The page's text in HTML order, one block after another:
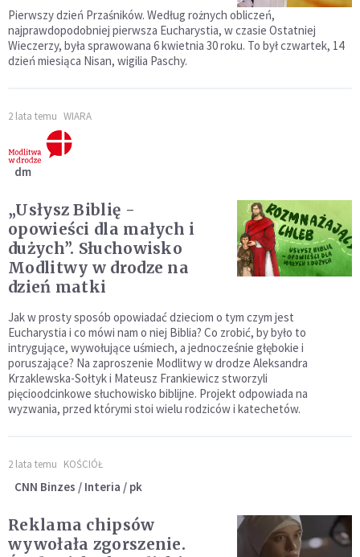
Pierwszy dzień Przaśników. Według rożnych obliczeń,
najprawdopodobniej pierwsza Eucharystia, w czasie Ostatniej
Wieczerzy, była sprawowana 6 kwietnia 30 roku. To był czwartek, 14
dzień miesiąca Nisan, wigilia Paschy.
2 lata temu WIARA
dm
„Usłysz Biblię -
opowieści dla małych i
dużych”. Słuchowisko
Modlitwy w drodze na
dzień matki
Jak w prosty sposób opowiadać dzieciom o tym czym jest
Eucharystia i co mówi nam o niej Biblia? Co zrobić, by było to
intrygujące, wywołujące uśmiech, a jednocześnie głębokie i
poruszające? Na zaproszenie Modlitwy w drodze Aleksandra
Krzaklewska-Sołtyk i Mateusz Frankiewicz stworzyli
pięcioodcinkowe słuchowisko biblijne. Projekt odpowiada na
wyzwania, przed którymi stoi wielu rodziców i katechetów.
2 lata temu KOŚCIÓŁ
CNN Binzes / Interia / pk
Reklama chipsów
wywołała zgorszenie.